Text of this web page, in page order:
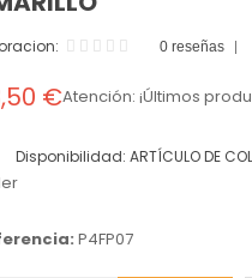
0 reseñas
€
Disponibilidad: ARTÍCULO DE
Atención: ¡Últimos
P4FP07